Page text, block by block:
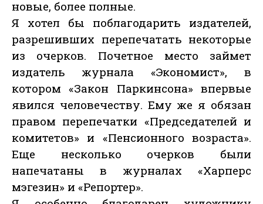
новые, более полные.
Я хотел бы поблагодарить издателей,
разрешивших перепечатать некоторые
из очерков. Почетное место займет
издатель журнала «Экономист», в
котором «Закон Паркинсона» впервые
явился человечеству. Ему же я обязан
правом перепечатки «Председателей и
комитетов» и «Пенсионного возраста».
Еще несколько очерков были
напечатаны в журналах «Харперс
мэгезин» и «Репортер».